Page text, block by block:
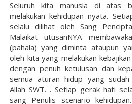
Seluruh kita manusia di atas
melakukan kehidupan nyata.
selalu dilihat oleh Sang
Malaikat utusanNYA
(pahala) yang diminta ataupun
oleh kita yang melakukan
dengan penuh ketulusan dan
semua aturan hidup yang
Allah SWT. . Setiap gerak hati
sang Penulis scenario